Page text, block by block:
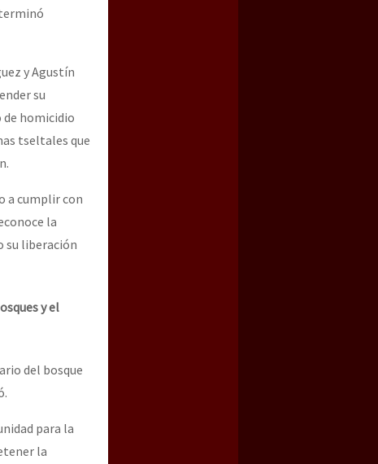
y Agustín
su
homicidio
tseltales que
a cumplir con
la
su liberación
y el
del bosque
para la
la